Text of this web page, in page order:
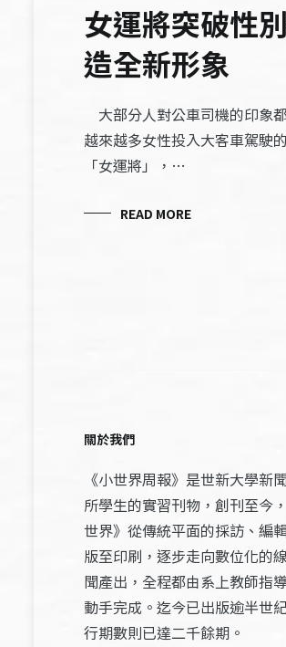
女運將突破性
造全新形象
大部分人對公車司機的印象
越來越多女性投入大客車駕駛
「女運將」，…
READ MORE
關於我們
《小世界周報》是世新大學新
所學生的實習刊物，創刊至今
世界》從傳統平面的採訪、編
版至印刷，逐步走向數位化的
聞產出，全程都由系上教師指
動手完成。迄今已出版逾半世
行期數則已達二千餘期。